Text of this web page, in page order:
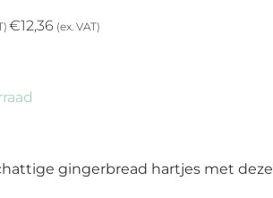
€12,36 (ex. VAT)
gingerbread hartjes met deze